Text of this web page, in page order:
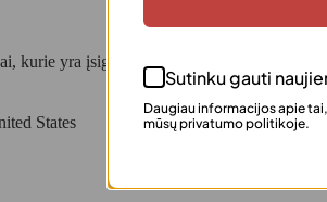
kurie yra įsigiję šį produktą.
States
Sutinku gauti
Daugiau informacijos apie
mūsų privatumo politikoje.